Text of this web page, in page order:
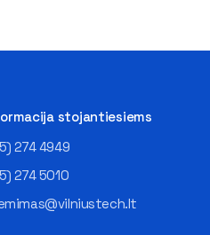
stojantiesiems
274 4949
274 5010